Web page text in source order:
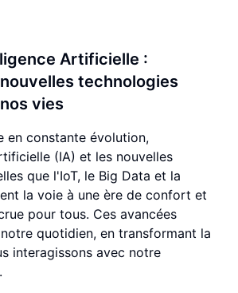
Artificielle :
technologies
vies
en constante évolution,
(IA) et les nouvelles
que l'IoT, le Big Data et la
la voie à une ère de confort et
pour tous. Ces avancées
quotidien, en transformant la
interagissons avec notre